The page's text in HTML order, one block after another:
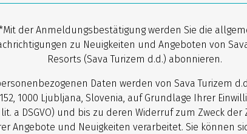
der Anmeldungsbestätigung werden Sie die
zu Neuigkeiten und Angeboten von
Resorts (Sava Turizem d.d.) abonnieren.
Daten werden von Sava Turizem
1000 Ljubljana, Slovenia, auf Grundlage Ihrer
lit. a DSGVO) und bis zu deren Widerruf zum Zweck
Angebote und Neuigkeiten verarbeitet. Sie können